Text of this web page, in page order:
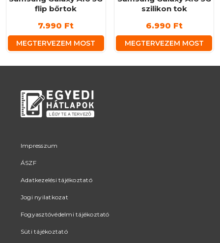
flip bőrtok
7.990 Ft
MEGTERVEZEM MOST
szilikon tok
6.990 Ft
MEGTERVEZEM MOST
Impresszum
ÁSZF
Adatkezelési tájékoztató
Jogi nyilatkozat
Fogyasztóvédelmi tájékoztató
Süti tájékoztató